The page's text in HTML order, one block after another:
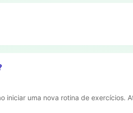
iniciar uma nova rotina de exercícios.